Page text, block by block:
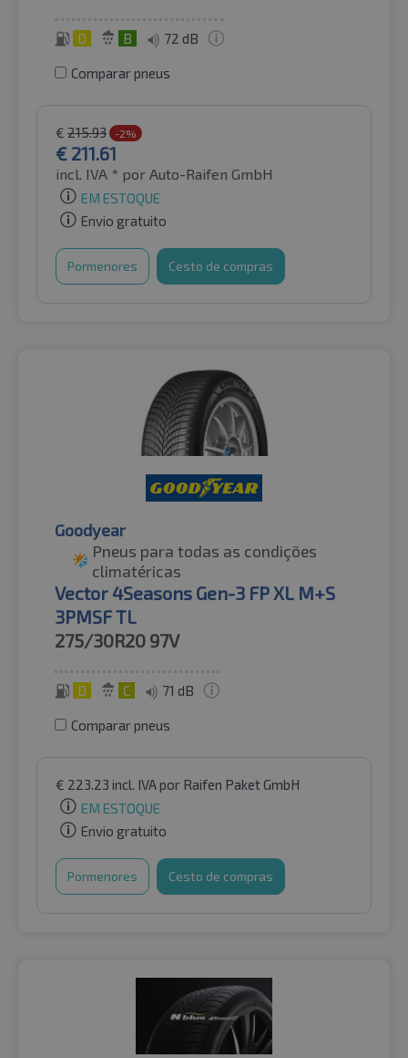
D B 72 dB
Comparar pneus
€ 215.93 -2%
€ 211.61
incl. IVA * por Auto-Raifen GmbH
EM ESTOQUE
Envio gratuito
Pormenores Cesto de compras
Goodyear
Pneus para todas as condições
climatéricas
Vector 4Seasons Gen-3 FP XL M+S
3PMSF TL
275/30R20 97V
D C 71 dB
Comparar pneus
€ 223.23 incl. IVApor Raifen Paket GmbH
EM ESTOQUE
Envio gratuito
Pormenores Cesto de compras